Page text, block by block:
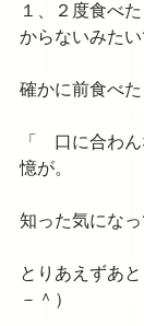
１、２度食べ
からないみたい
確かに前食べた
「　口に合わ
憶が。
知った気にな
とりあえずあ
－＾）